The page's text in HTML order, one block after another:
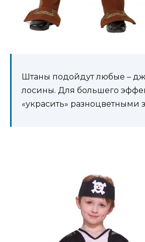
Штаны подойдут любые –
лосины. Для большего
«украсить» разноцветными